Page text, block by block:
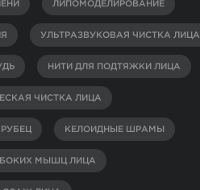
ЛИПОМОДЕЛИРОВАНИЕ
УЛЬТРАЗВУКОВАЯ ЧИСТКА ЛИЦА
НИТИ ДЛЯ ПОДТЯЖКИ ЛИЦА
ЧИСТКА ЛИЦА
КЕЛОИДНЫЕ ШРАМЫ
МЫШЦ ЛИЦА